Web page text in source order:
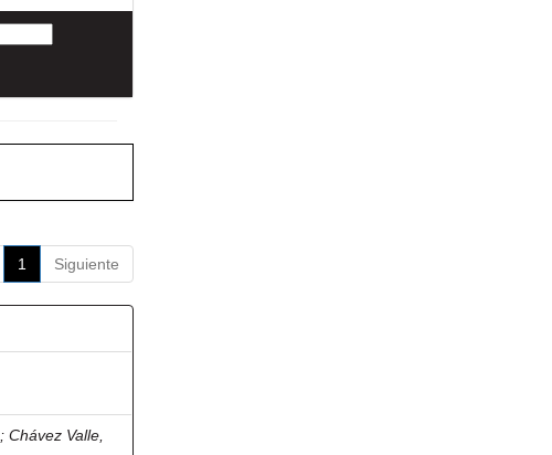
1 Siguiente
;Chávez Valle,